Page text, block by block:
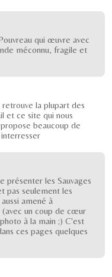
qui œuvre avec
méconnu, fragile et
la plupart des
et ce site qui nous
beaucoup de
présenter les Sauvages
pas seulement les
amené à
un coup de cœur
à la main ;) C'est
ces pages quelques